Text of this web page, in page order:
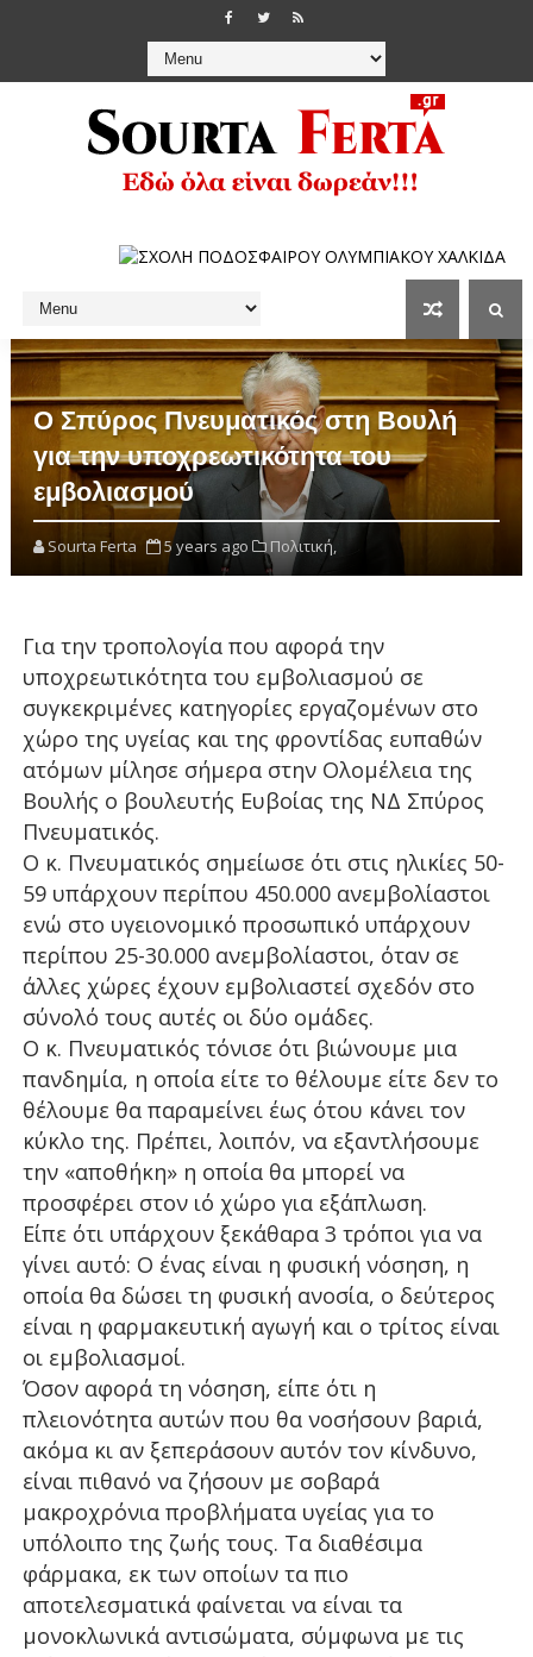
Ο Σπύρος Πνευματικός στη Βουλή
για την υποχρεωτικότητα του
εμβολιασμού
Sourta Ferta 5 years ago Πολιτική,
Για την τροπολογία που αφορά την
υποχρεωτικότητα του εμβολιασμού σε
συγκεκριμένες κατηγορίες εργαζομένων στο
χώρο της υγείας και της φροντίδας ευπαθών
ατόμων μίλησε σήμερα στην Ολομέλεια της
Βουλής ο βουλευτής Ευβοίας της ΝΔ Σπύρος
Πνευματικός.
Ο κ. Πνευματικός σημείωσε ότι στις ηλικίες 50-
59 υπάρχουν περίπου 450.000 ανεμβολίαστοι
ενώ στο υγειονομικό προσωπικό υπάρχουν
περίπου 25-30.000 ανεμβολίαστοι, όταν σε
άλλες χώρες έχουν εμβολιαστεί σχεδόν στο
σύνολό τους αυτές οι δύο ομάδες.
Ο κ. Πνευματικός τόνισε ότι βιώνουμε μια
πανδημία, η οποία είτε το θέλουμε είτε δεν το
θέλουμε θα παραμείνει έως ότου κάνει τον
κύκλο της. Πρέπει, λοιπόν, να εξαντλήσουμε
την «αποθήκη» η οποία θα μπορεί να
προσφέρει στον ιό χώρο για εξάπλωση.
Είπε ότι υπάρχουν ξεκάθαρα 3 τρόποι για να
γίνει αυτό: Ο ένας είναι η φυσική νόσηση, η
οποία θα δώσει τη φυσική ανοσία, ο δεύτερος
είναι η φαρμακευτική αγωγή και ο τρίτος είναι
οι εμβολιασμοί.
Όσον αφορά τη νόσηση, είπε ότι η
πλειονότητα αυτών που θα νοσήσουν βαριά,
ακόμα κι αν ξεπεράσουν αυτόν τον κίνδυνο,
είναι πιθανό να ζήσουν με σοβαρά
μακροχρόνια προβλήματα υγείας για το
υπόλοιπο της ζωής τους. Τα διαθέσιμα
φάρμακα, εκ των οποίων τα πιο
αποτελεσματικά φαίνεται να είναι τα
μονοκλωνικά αντισώματα, σύμφωνα με τις